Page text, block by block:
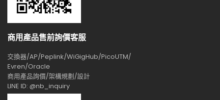
商用產品售前詢價客服
交換器/AP/Peplink/WiGigHub/PicoUTM/
Evren/Oracle
商用產品詢價/架構規劃/設計
LINE ID: @nb_inquiry